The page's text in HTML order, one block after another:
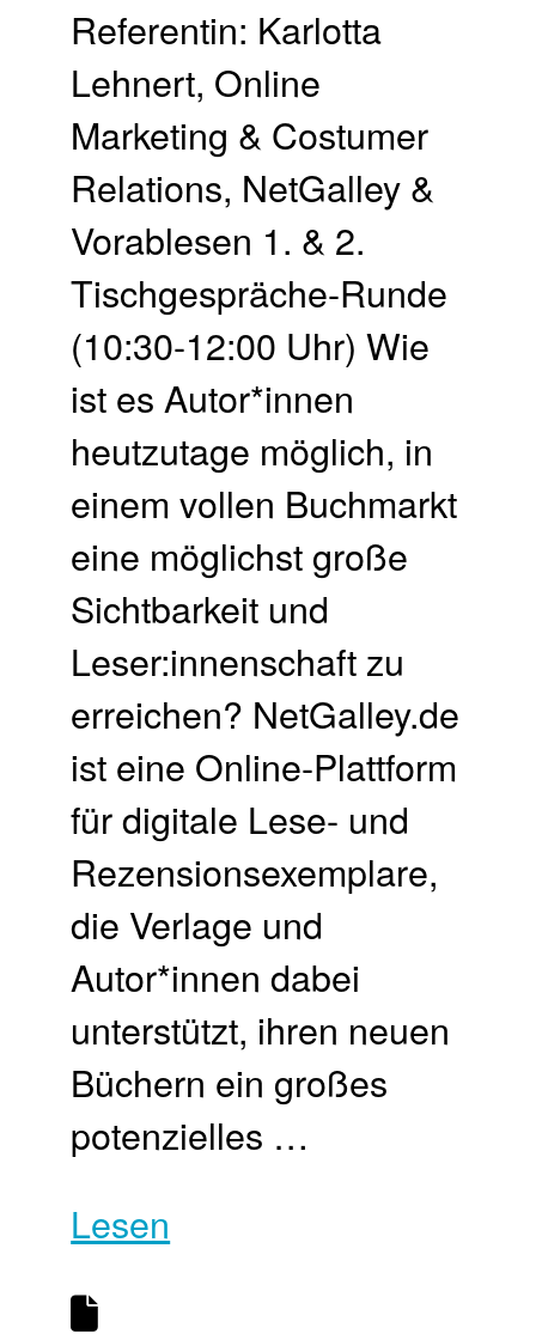
Referentin: Karlotta
Lehnert, Online
Marketing & Costumer
Relations, NetGalley &
Vorablesen 1. & 2.
Tischgespräche-Runde
(10:30-12:00 Uhr) Wie
ist es Autor*innen
heutzutage möglich, in
einem vollen Buchmarkt
eine möglichst große
Sichtbarkeit und
Leser:innenschaft zu
erreichen? NetGalley.de
ist eine Online-Plattform
für digitale Lese- und
Rezensionsexemplare,
die Verlage und
Autor*innen dabei
unterstützt, ihren neuen
Büchern ein großes
potenzielles …
Lesen